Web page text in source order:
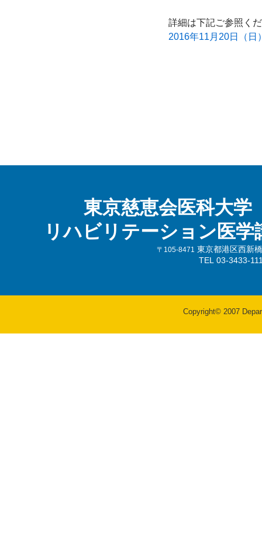
2016年11月20日（日
東京慈恵会医科大学
リハビリテーション医学
〒105-8471
東京都港区西新
TEL 03-3433-
Copyright© 2007